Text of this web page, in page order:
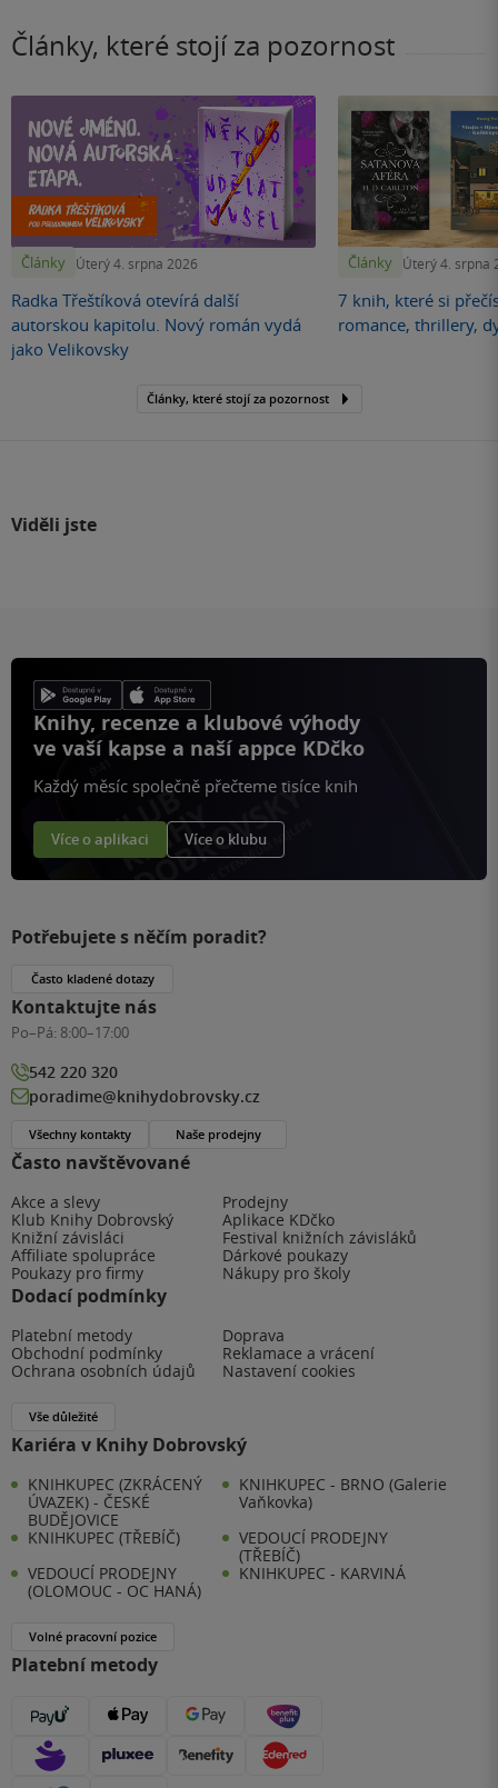
Články, které stojí za pozornost
Články Úterý 4. srpna 2026
Radka Třeštíková otevírá další
autorskou kapitolu. Nový román vydá
jako Velikovsky
Články Úterý 4. srpna
7 knih, které si
romance, thrillery,
Články, které stojí za pozornost
Viděli jste
Knihy, recenze a klubové výhody
ve vaší kapse a naší appce KDčko
Každý měsíc společně přečteme tisíce knih
Více o aplikaci Více o klubu
Často navštěvované
Akce a slevy
Prodejny
Klub Knihy Dobrovský
Aplikace KDčko
Knižní závisláci
Festival knižních závisláků
Affiliate spolupráce
Dárkové poukazy
Poukazy pro firmy
Nákupy pro školy
Dodací podmínky
Platební metody
Doprava
Obchodní podmínky
Reklamace a vrácení
Ochrana osobních údajů
Nastavení cookies
Vše důležité
Kariéra v Knihy Dobrovský
KNIHKUPEC (ZKRÁCENÝ
ÚVAZEK) - ČESKÉ
BUDĚJOVICE
KNIHKUPEC - BRNO (Galerie
Vaňkovka)
KNIHKUPEC (TŘEBÍČ)
VEDOUCÍ PRODEJNY
(TŘEBÍČ)
VEDOUCÍ PRODEJNY
(OLOMOUC - OC HANÁ)
KNIHKUPEC - KARVINÁ
Volné pracovní pozice
Platební metody
Potřebujete s něčím poradit?
Často kladené dotazy
Kontaktujte nás
Po–Pá: 8:00–17:00
542 220 320
poradime@knihydobrovsky.cz
Všechny kontakty Naše prodejny